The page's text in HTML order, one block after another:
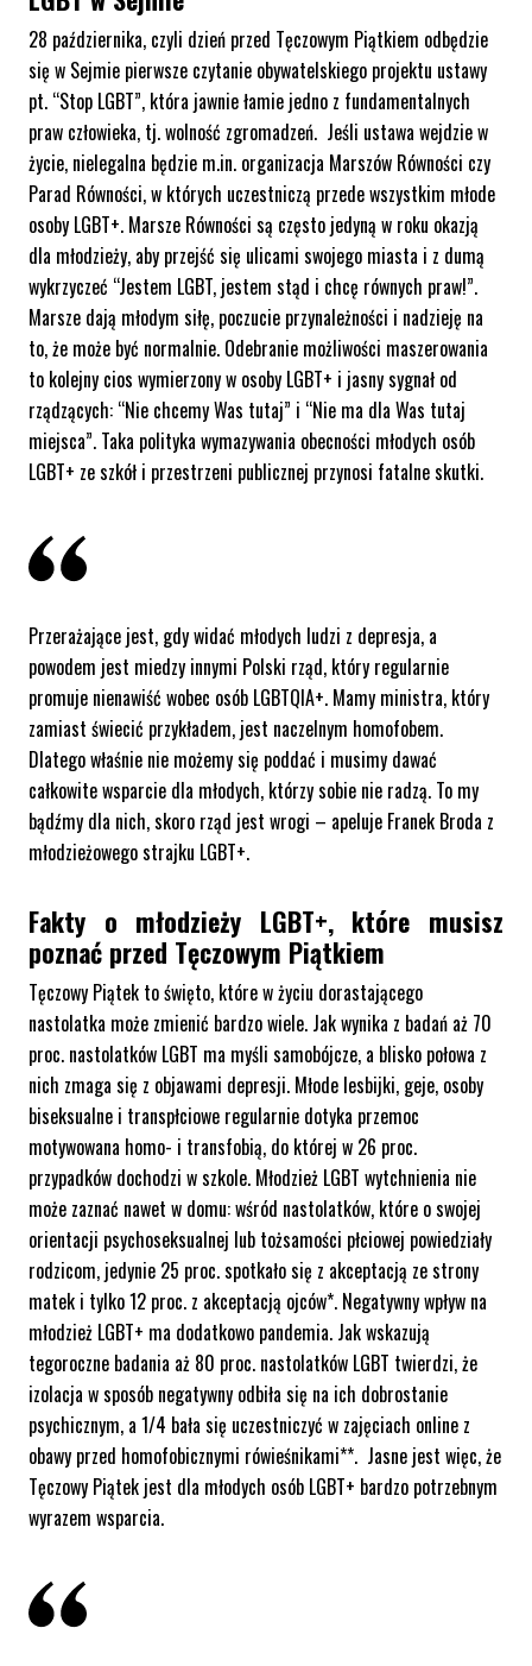
28 października, czyli dzień przed Tęczowym Piątkiem odbędzie
się w Sejmie pierwsze czytanie obywatelskiego projektu ustawy
pt. “Stop LGBT”, która jawnie łamie jedno z fundamentalnych
praw człowieka, tj. wolność zgromadzeń. Jeśli ustawa wejdzie w
życie, nielegalna będzie m.in. organizacja Marszów Równości czy
Parad Równości, w których uczestniczą przede wszystkim młode
osoby LGBT+. Marsze Równości są często jedyną w roku okazją
dla młodzieży, aby przejść się ulicami swojego miasta i z dumą
wykrzyczeć “Jestem LGBT, jestem stąd i chcę równych praw!”.
Marsze dają młodym siłę, poczucie przynależności i nadzieję na
to, że może być normalnie. Odebranie możliwości maszerowania
to kolejny cios wymierzony w osoby LGBT+ i jasny sygnał od
rządzących: “Nie chcemy Was tutaj” i “Nie ma dla Was tutaj
miejsca”. Taka polityka wymazywania obecności młodych osób
LGBT+ ze szkół i przestrzeni publicznej przynosi fatalne skutki.
Przerażające jest, gdy widać młodych ludzi z depresja, a
powodem jest miedzy innymi Polski rząd, który regularnie
promuje nienawiść wobec osób LGBTQIA+. Mamy ministra, który
zamiast świecić przykładem, jest naczelnym homofobem.
Dlatego właśnie nie możemy się poddać i musimy dawać
całkowite wsparcie dla młodych, którzy sobie nie radzą. To my
bądźmy dla nich, skoro rząd jest wrogi – apeluje Franek Broda z
młodzieżowego strajku LGBT+.
Fakty o młodzieży LGBT+, które musisz
poznać przed Tęczowym Piątkiem
Tęczowy Piątek to święto, które w życiu dorastającego
nastolatka może zmienić bardzo wiele. Jak wynika z badań aż 70
proc. nastolatków LGBT ma myśli samobójcze, a blisko połowa z
nich zmaga się z objawami depresji. Młode lesbijki, geje, osoby
biseksualne i transpłciowe regularnie dotyka przemoc
motywowana homo- i transfobią, do której w 26 proc.
przypadków dochodzi w szkole. Młodzież LGBT wytchnienia nie
może zaznać nawet w domu: wśród nastolatków, które o swojej
orientacji psychoseksualnej lub tożsamości płciowej powiedziały
rodzicom, jedynie 25 proc. spotkało się z akceptacją ze strony
matek i tylko 12 proc. z akceptacją ojców*. Negatywny wpływ na
młodzież LGBT+ ma dodatkowo pandemia. Jak wskazują
tegoroczne badania aż 80 proc. nastolatków LGBT twierdzi, że
izolacja w sposób negatywny odbiła się na ich dobrostanie
psychicznym, a 1/4 bała się uczestniczyć w zajęciach online z
obawy przed homofobicznymi rówieśnikami**. Jasne jest więc, że
Tęczowy Piątek jest dla młodych osób LGBT+ bardzo potrzebnym
wyrazem wsparcia.